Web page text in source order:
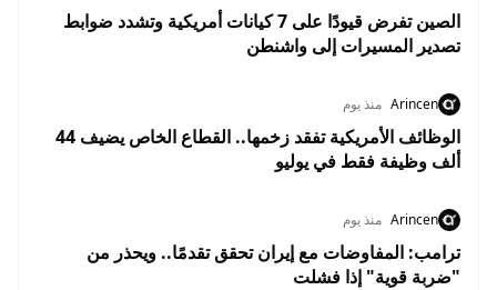
الصين تفرض قيودًا على 7 كيانات أمريكية وتشدد ضوابط
تصدير المسيرات إلى واشنطن
Arincen منذ يوم
الوظائف الأمريكية تفقد زخمها.. القطاع الخاص يضيف 44
ألف وظيفة فقط في يوليو
Arincen منذ يوم
ترامب: المفاوضات مع إيران تحقق تقدمًا.. ويحذر من
"ضربة قوية" إذا فشلت